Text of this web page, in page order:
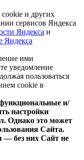
и других
сервисов Яндекса
Яндекса и
Яндекса
ими
уведомление
пользоваться
cookie в
и/
настройки
Однако это может
Сайта.
— без них Сайт не